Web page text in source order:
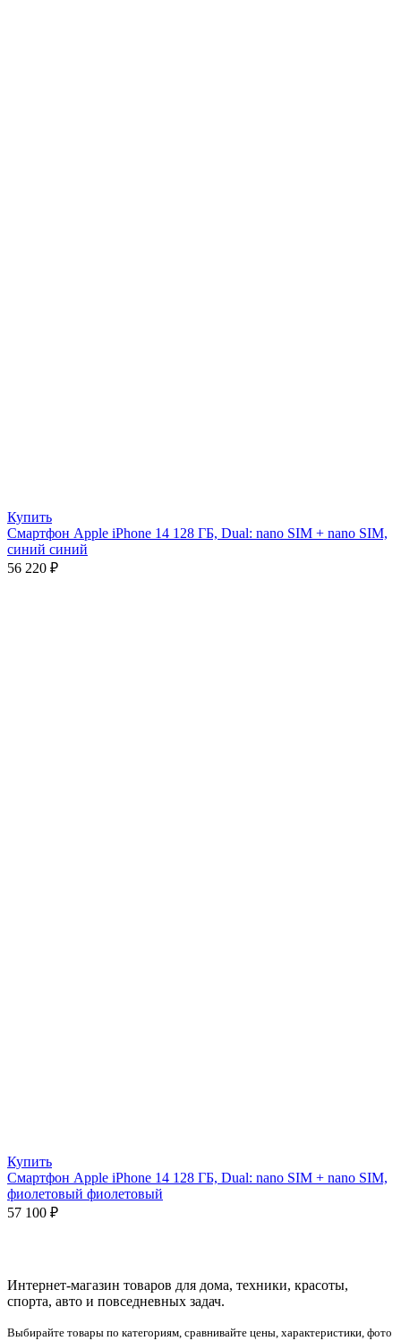
Купить
Смартфон Apple iPhone 14 128 ГБ, Dual: nano SIM + nano SIM,
синий синий
56 220 ₽
Купить
Смартфон Apple iPhone 14 128 ГБ, Dual: nano SIM + nano SIM,
фиолетовый фиолетовый
57 100 ₽
Интернет-магазин товаров для дома, техники, красоты,
спорта, авто и повседневных задач.
Выбирайте товары по категориям, сравнивайте цены, характеристики, фото